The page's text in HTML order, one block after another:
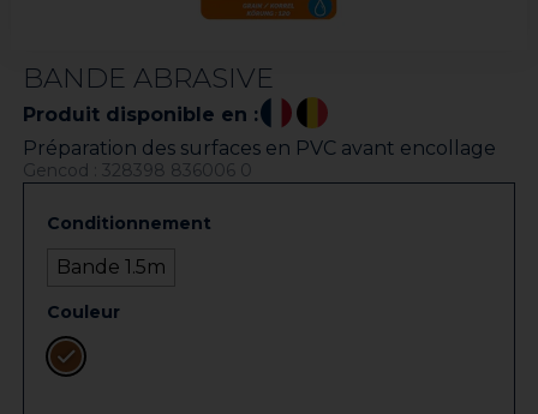
BANDE ABRASIVE
Produit disponible en :
Préparation des surfaces en PVC avant encollage
Gencod : 328398 836006 0
Conditionnement
Bande 1.5m
Couleur